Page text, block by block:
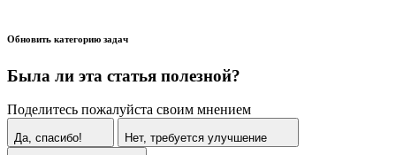
Обновить категорию задач
Была ли эта статья полезной?
Поделитесь пожалуйста своим мнением
Да, спасибо! Нет, требуется улучшение